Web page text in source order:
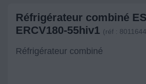
Réfrigérateur combiné
ERCV180-55hiv1 (réf :
Réfrigérateur combiné